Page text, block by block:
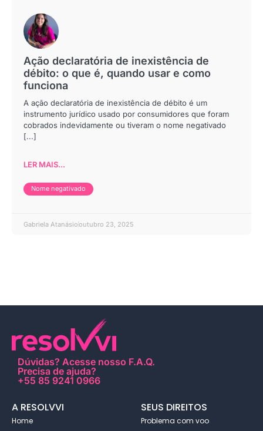
Ação declaratória de inexistência de
débito: o que é, quando usar e como
funciona
A ação declaratória de inexistência de débito é um
instrumento jurídico usado por consumidores que foram
cobrados indevidamente ou tiveram o nome negativado
[...]
LER MAIS...
Nome negativado
Gabriela Atanásiooutubro 23, 2025
Dúvidas? Acesse nosso F.A.Q.
Precisa de ajuda?
+55 85 9241 0966
A RESOLVVI
Home
SEUS DIREITOS
Problema com voo